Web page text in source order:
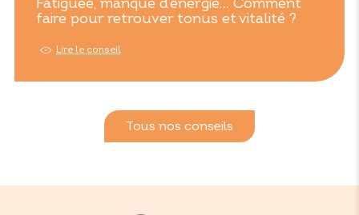
faire pour retrouver tonus et vitalité ?
Lire le conseil
Tous nos conseils